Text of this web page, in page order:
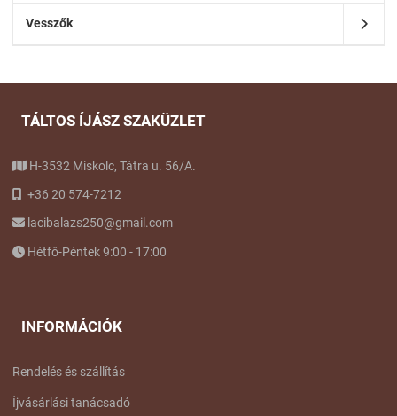
Vesszők
TÁLTOS ÍJÁSZ SZAKÜZLET
H-3532 Miskolc, Tátra u. 56/A.
+36 20 574-7212
lacibalazs250@gmail.com
Hétfő-Péntek 9:00 - 17:00
INFORMÁCIÓK
Rendelés és szállítás
Íjvásárlási tanácsadó